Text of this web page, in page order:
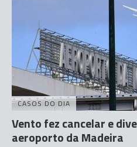
CASOS DO DIA
Vento fez cancelar e
aeroporto da Madeira